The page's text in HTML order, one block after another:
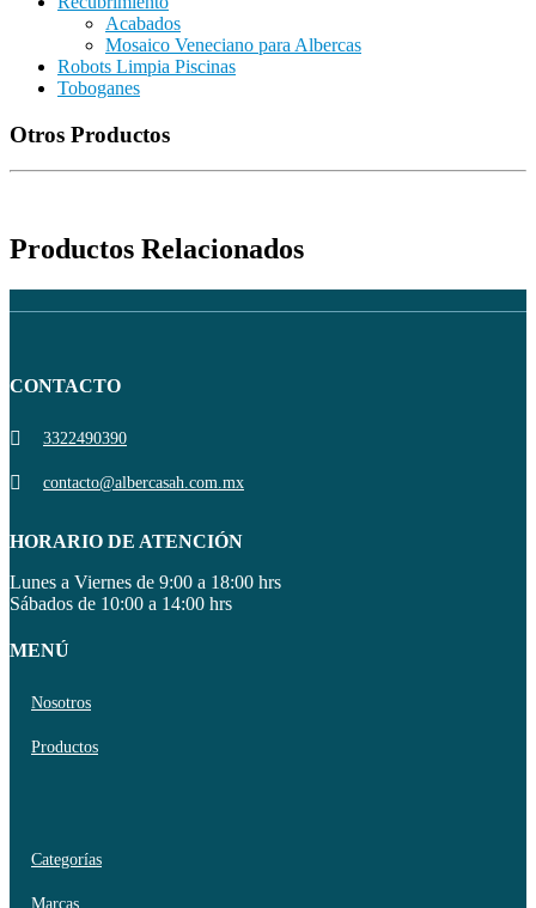
Acabados
Mosaico Veneciano para Albercas
Robots Limpia Piscinas
Toboganes
Otros Productos
Productos Relacionados
CONTACTO
3322490390
contacto@albercasah.com.mx
HORARIO DE ATENCIÓN
Lunes a Viernes de 9:00 a 18:00 hrs
Sábados de 10:00 a 14:00 hrs
MENÚ
Nosotros
Productos
Categorías
Marcas